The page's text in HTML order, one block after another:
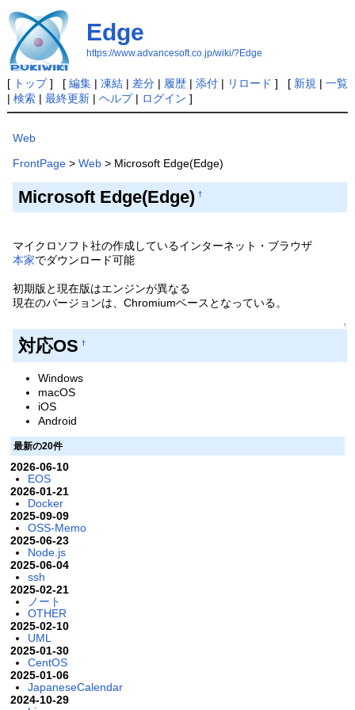
Edge
https://www.advancesoft.co.jp/wiki/?Edge
[ トップ] [ 編集| 凍結| 差分| 履歴| 添付| リロード ] [ 新規 | 一覧
| 検索| 最終更新| ヘルプ| ログイン ]
Web
FrontPage >Web > Microsoft Edge(Edge)
Microsoft Edge(Edge) †
マイクロソフト社の作成しているインターネット・ブラウザ
本家でダウンロード可能
初期版と現在版はエンジンが異なる
現在のバージョンは、Chromiumベースとなっている。
↑
対応OS †
Windows
macOS
iOS
Android
最新の20件
2026-06-10
EOS
2026-01-21
Docker
2025-09-09
OSS-Memo
2025-06-23
Node.js
2025-06-04
ssh
2025-02-21
ノート
OTHER
2025-02-10
UML
2025-01-30
CentOS
2025-01-06
JapaneseCalendar
2024-10-29